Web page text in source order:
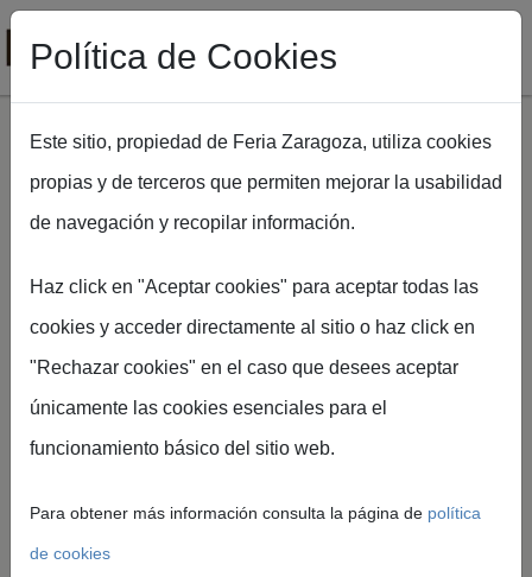
Pasar al contenido principal
Jornadas y
actividades
FIMA 2026 ofrece un
Política de Cookies
Este sitio, propiedad de Feria Zaragoza, utiliza cookies
propias y de terceros que permiten mejorar la usabilidad
de navegación y recopilar información.
Haz click en "Aceptar cookies" para aceptar todas las
cookies y acceder directamente al sitio o haz click en
"Rechazar cookies" en el caso que desees aceptar
únicamente las cookies esenciales para el
funcionamiento básico del sitio web.
Para obtener más información consulta la página de política
de cookies